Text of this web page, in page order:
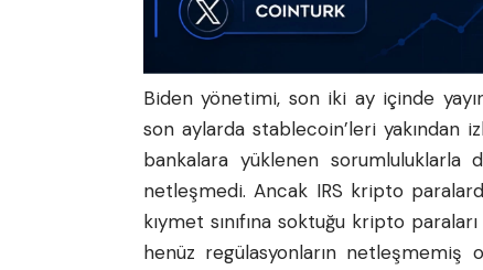
Biden yönetimi, son iki ay içinde
son aylarda stablecoin’leri yakından
bankalara yüklenen sorumluluklarla
netleşmedi. Ancak IRS kripto
kıymet sınıfına soktuğu kripto
henüz regülasyonların